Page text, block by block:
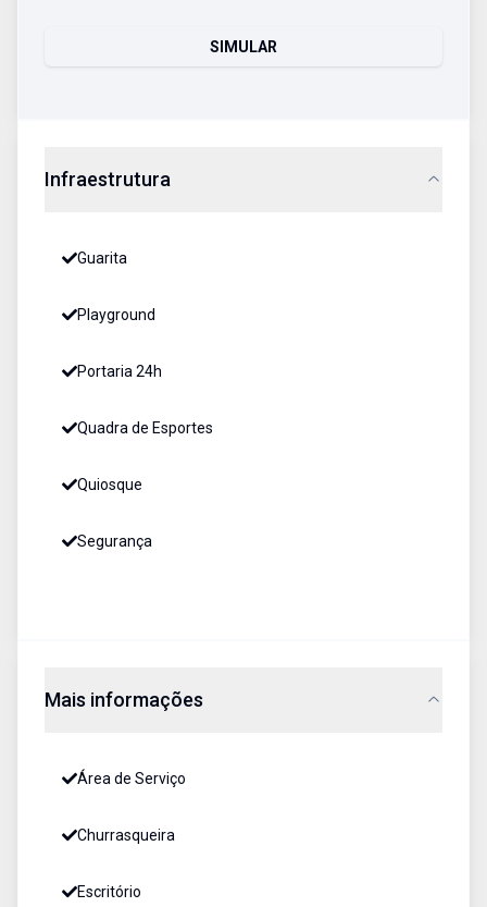
SIMULAR
Infraestrutura
Guarita
Playground
Portaria 24h
Quadra de Esportes
Quiosque
Segurança
Mais informações
Área de Serviço
Churrasqueira
Escritório